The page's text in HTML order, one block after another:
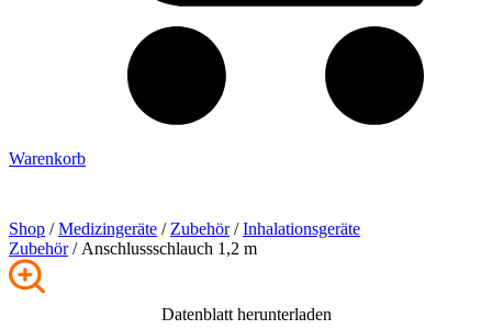
Warenkorb
Shop /Medizingeräte / Zubehör/Inhalationsgeräte
Zubehör/ Anschlussschlauch 1,2 m
Datenblatt herunterladen